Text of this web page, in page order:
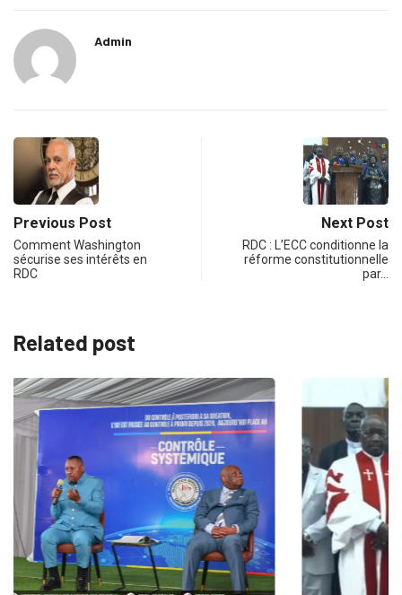
Admin
Previous Post
Comment Washington
sécurise ses intérêts en
RDC
Next Post
RDC : L’ECC conditionne la
réforme constitutionnelle
par…
Related post